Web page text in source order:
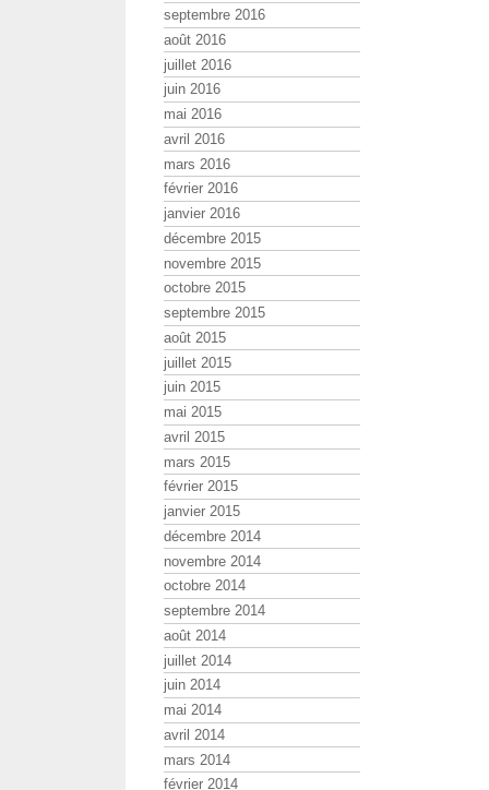
septembre 2016
août 2016
juillet 2016
juin 2016
mai 2016
avril 2016
mars 2016
février 2016
janvier 2016
décembre 2015
novembre 2015
octobre 2015
septembre 2015
août 2015
juillet 2015
juin 2015
mai 2015
avril 2015
mars 2015
février 2015
janvier 2015
décembre 2014
novembre 2014
octobre 2014
septembre 2014
août 2014
juillet 2014
juin 2014
mai 2014
avril 2014
mars 2014
février 2014